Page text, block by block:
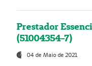
Prestador
(51004354-7)
04 de Maio de 2021